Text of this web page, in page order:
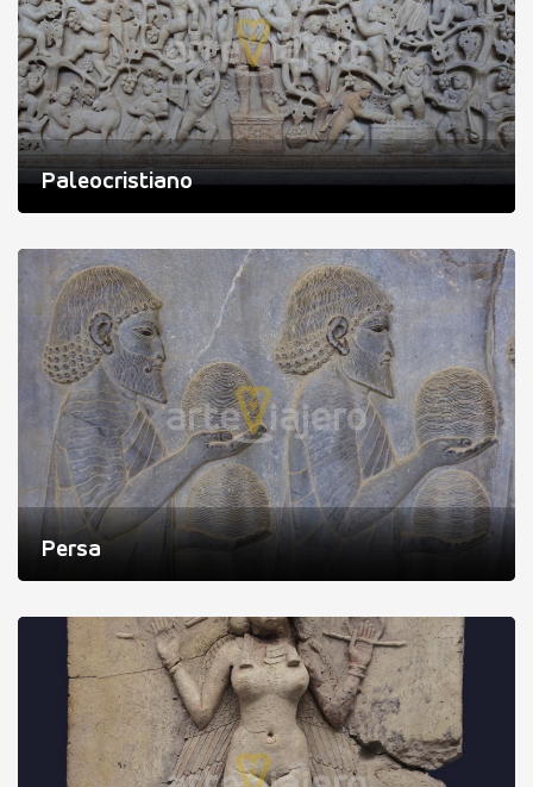
Paleocristiano
Persa